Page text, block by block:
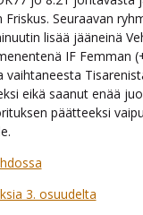
Seuraavan
lisää jääneinä
IF Femman
eikä saanut enää
päätteeksi
3. osuudelta